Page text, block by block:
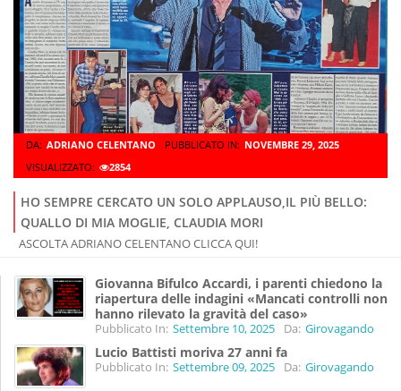
DA: ADRIANO CELENTANO PUBBLICATO IN: NOVEMBRE 29, 2025
VISUALIZZATO:
2854
HO SEMPRE CERCATO UN SOLO APPLAUSO,IL PIÙ BELLO:
QUALLO DI MIA MOGLIE, CLAUDIA MORI
ASCOLTA ADRIANO CELENTANO CLICCA QUI!
Giovanna Bifulco Accardi, i parenti chiedono la
riapertura delle indagini «Mancati controlli non
hanno rilevato la gravità del caso»
Pubblicato In: Settembre 10, 2025 Da: Girovagando
Lucio Battisti moriva 27 anni fa
Pubblicato In: Settembre 09, 2025 Da: Girovagando